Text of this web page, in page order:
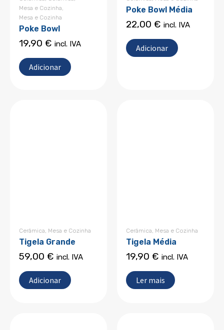
Mesa e Cozinha,
Mesa e Cozinha
Poke Bowl
19,90 € incl. IVA
Adicionar
Poke Bowl Média
22,00 € incl. IVA
Adicionar
Cerâmica Mesa e Cozinha
Tigela Grande
59,00 € incl. IVA
Adicionar
Cerâmica Mesa e Cozinha
Tigela Média
19,90 € incl. IVA
Ler mais